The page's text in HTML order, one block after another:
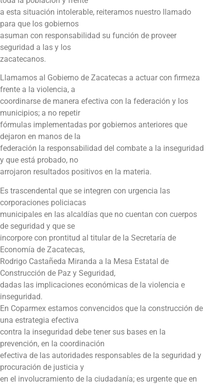
a esta situación intolerable, reiteramos nuestro llamado
para que los gobiernos
asuman con responsabilidad su función de proveer
seguridad a las y los
zacatecanos.
Llamamos al Gobierno de Zacatecas a actuar con firmeza
frente a la violencia, a
coordinarse de manera efectiva con la federación y los
municipios; a no repetir
fórmulas implementadas por gobiernos anteriores que
dejaron en manos de la
federación la responsabilidad del combate a la inseguridad
y que está probado, no
arrojaron resultados positivos en la materia.
Es trascendental que se integren con urgencia las
corporaciones policiacas
municipales en las alcaldías que no cuentan con cuerpos
de seguridad y que se
incorpore con prontitud al titular de la Secretaría de
Economía de Zacatecas,
Rodrigo Castañeda Miranda a la Mesa Estatal de
Construcción de Paz y Seguridad,
dadas las implicaciones económicas de la violencia e
inseguridad.
En Coparmex estamos convencidos que la construcción de
una estrategia efectiva
contra la inseguridad debe tener sus bases en la
prevención, en la coordinación
efectiva de las autoridades responsables de la seguridad y
procuración de justicia y
en el involucramiento de la ciudadanía; es urgente que en